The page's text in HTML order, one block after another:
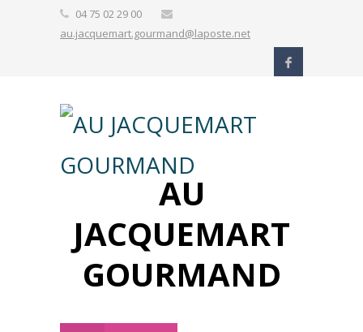
04 75 02 29 00
au.jacquemart.gourmand@laposte.net
AU
JACQUEMART
GOURMAND